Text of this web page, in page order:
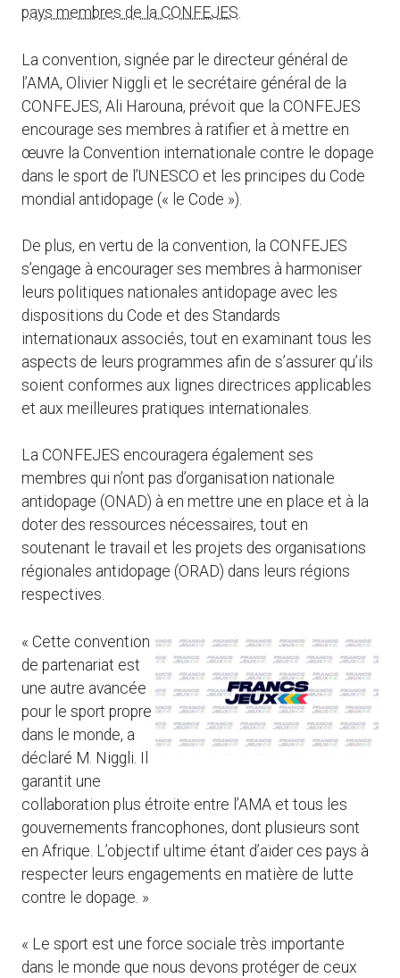
pays membres de la CONFEJES.
La convention, signée par le directeur général de
l’AMA, Olivier Niggli et le secrétaire général de la
CONFEJES, Ali Harouna, prévoit que la CONFEJES
encourage ses membres à ratifier et à mettre en
œuvre la Convention internationale contre le dopage
dans le sport de l’UNESCO et les principes du Code
mondial antidopage (« le Code »).
De plus, en vertu de la convention, la CONFEJES
s’engage à encourager ses membres à harmoniser
leurs politiques nationales antidopage avec les
dispositions du Code et des Standards
internationaux associés, tout en examinant tous les
aspects de leurs programmes afin de s’assurer qu’ils
soient conformes aux lignes directrices applicables
et aux meilleures pratiques internationales.
La CONFEJES encouragera également ses
membres qui n’ont pas d’organisation nationale
antidopage (ONAD) à en mettre une en place et à la
doter des ressources nécessaires, tout en
soutenant le travail et les projets des organisations
régionales antidopage (ORAD) dans leurs régions
respectives.
« Cette convention
de partenariat est
une autre avancée
pour le sport propre
dans le monde, a
déclaré M. Niggli. Il
garantit une
collaboration plus étroite entre l’AMA et tous les
gouvernements francophones, dont plusieurs sont
en Afrique. L’objectif ultime étant d’aider ces pays à
respecter leurs engagements en matière de lutte
contre le dopage. »
« Le sport est une force sociale très importante
dans le monde que nous devons protéger de ceux